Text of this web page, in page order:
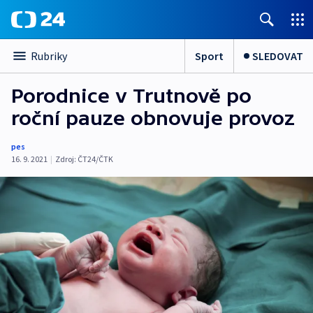
Rubriky Sport SLEDOVAT
Porodnice v Trutnově po
roční pauze obnovuje provoz
pes
16. 9. 2021 | Zdroj: ČT24/ČTK